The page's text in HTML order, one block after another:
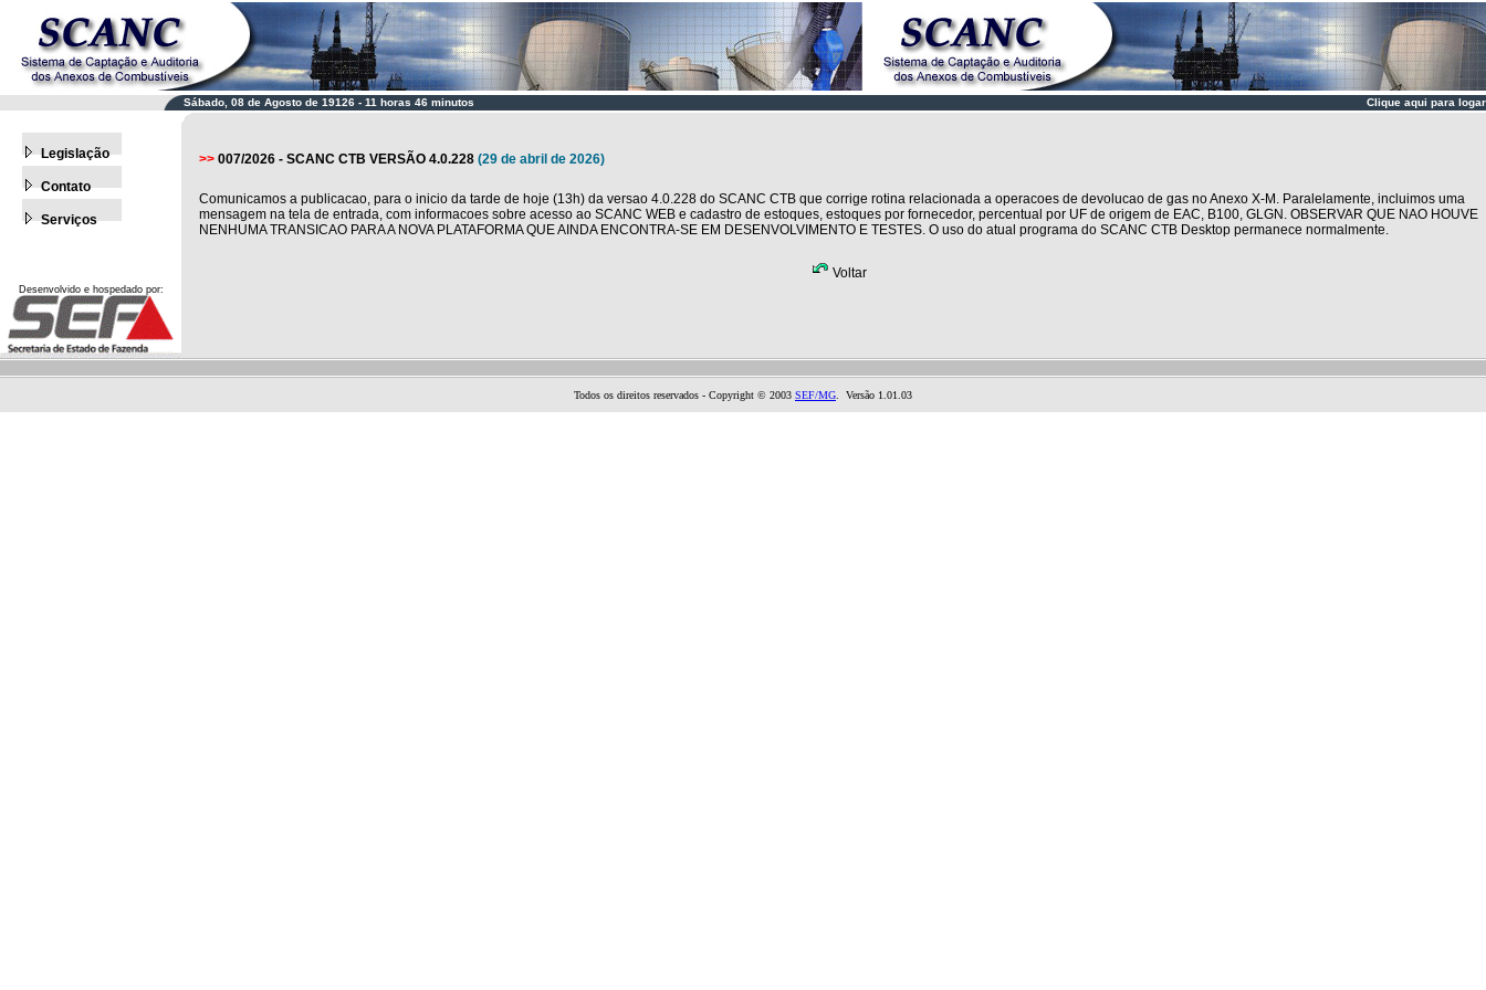
Sábado, 08 de Agosto de 19126 - 11 horas 46 minutos Clique aqui para logar
Legislação
Contato
Serviços
>> 007/2026 - SCANC CTB VERSÃO 4.0.228 (29 de abril de 2026)
Comunicamos a publicacao, para o inicio da tarde de hoje (13h) da versao 4.0.228 do SCANC CTB que corrige rotina relacionada a operacoes de devolucao de gas no Anexo X-M. Paralelamente, incluimos uma
mensagem na tela de entrada, com informacoes sobre acesso ao SCANC WEB e cadastro de estoques, estoques por fornecedor, percentual por UF de origem de EAC, B100, GLGN. OBSERVAR QUE NAO HOUVE
NENHUMA TRANSICAO PARA A NOVA PLATAFORMA QUE AINDA ENCONTRA-SE EM DESENVOLVIMENTO E TESTES. O uso do atual programa do SCANC CTB Desktop permanece normalmente.
Voltar
Desenvolvido e hospedado por:
Todos os direitos reservados - Copyright © 2003 SEF/MG . Versão 1.01.03